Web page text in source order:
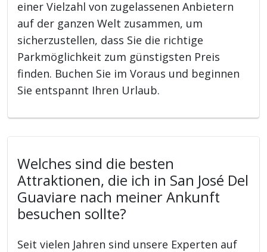
einer Vielzahl von zugelassenen Anbietern
auf der ganzen Welt zusammen, um
sicherzustellen, dass Sie die richtige
Parkmöglichkeit zum günstigsten Preis
finden. Buchen Sie im Voraus und beginnen
Sie entspannt Ihren Urlaub.
Welches sind die besten
Attraktionen, die ich in San José Del
Guaviare nach meiner Ankunft
besuchen sollte?
Seit vielen Jahren sind unsere Experten auf